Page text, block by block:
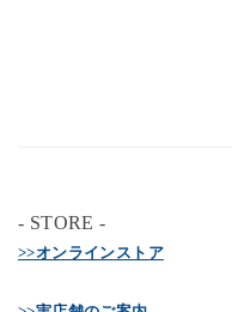
- STORE -
>>オンラインストア